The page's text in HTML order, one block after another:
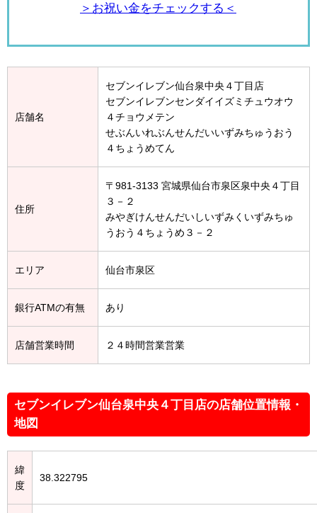
＞お祝い金をチェックする＜
店舗名
セブンイレブン仙台泉中央４丁目店
セブンイレブンセンダイイズミチュウオウ
４チョウメテン
せぶんいれぶんせんだいいずみちゅうおう
４ちょうめてん
住所
〒981-3133 宮城県仙台市泉区泉中央４丁目
３－２
みやぎけんせんだいしいずみくいずみちゅ
うおう４ちょうめ３－２
エリア 仙台市泉区
銀行ATMの有無 あり
店舗営業時間 ２４時間営業営業
セブンイレブン仙台泉中央４丁目店の店舗位置情報・
地図
緯
度
38.322795